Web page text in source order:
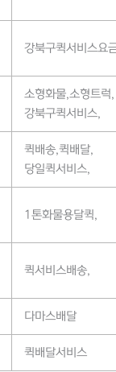
강북구퀵서비스요
소형화물,소형트럭,
강북구퀵서비스,
퀵배송,퀵배달,
당일퀵서비스,
1톤화물용달퀵,
퀵서비스배송,
다마스배달
퀵배달서비스